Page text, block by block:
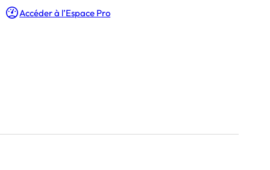
Accéder à l’Espace Pro
franchisés
Lyon et
!